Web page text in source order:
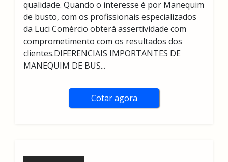
qualidade. Quando o interesse é por Manequim
de busto, com os profissionais especializados
da Luci Comércio obterá assertividade com
comprometimento com os resultados dos
clientes.DIFERENCIAIS IMPORTANTES DE
MANEQUIM DE BUS...
Cotar agora